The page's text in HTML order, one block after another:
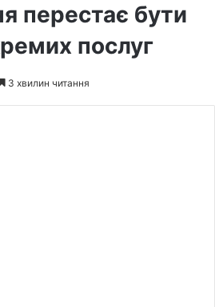
перестає бути
послуг
3 хвилин читання